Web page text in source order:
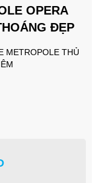
OPERA
ĐẸP
METROPOLE THỦ